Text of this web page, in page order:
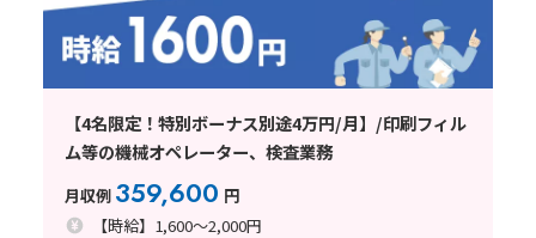
【4名限定！特別ボーナス別途4万円/月】/印刷フィル
ム等の機械オペレーター、検査業務
月収例 359,600 円
【時給】1,600～2,000円